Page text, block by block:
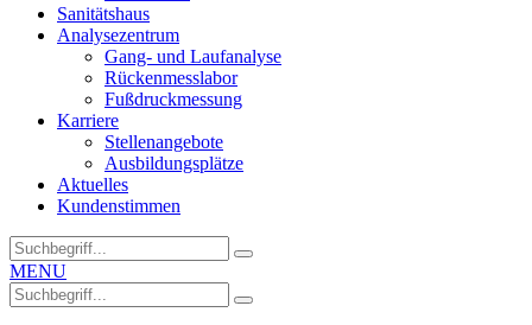
Sanitätshaus
Analysezentrum
Gang- und Laufanalyse
Rückenmesslabor
Fußdruckmessung
Karriere
Stellenangebote
Ausbildungsplätze
Aktuelles
Kundenstimmen
MENU